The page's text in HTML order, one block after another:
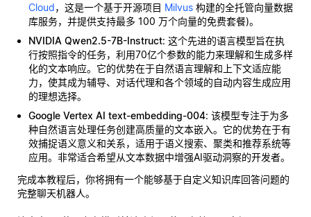
Cloud，这是一个基于开源项目 Milvus 构建的全托管向量数据
库服务，并提供支持最多 100 万个向量的免费套餐)。
NVIDIA Qwen2.5-7B-Instruct: 这个先进的语言模型旨在执
行按照指令的任务，利用70亿个参数的能力来理解和生成多样
化的文本响应。它的优势在于自然语言理解和上下文适应能
力，使其成为辅导、对话代理和各个领域的自动内容生成应用
的理想选择。
Google Vertex AI text-embedding-004: 该模型专注于为多
种自然语言处理任务创建高质量的文本嵌入。它的优势在于有
效捕捉语义意义和关系，适用于语义搜索、聚类和推荐系统等
应用。非常适合希望从文本数据中增强AI驱动洞察的开发者。
完成本教程后，你将拥有一个能够基于自定义知识库回答问题的
完整聊天机器人。